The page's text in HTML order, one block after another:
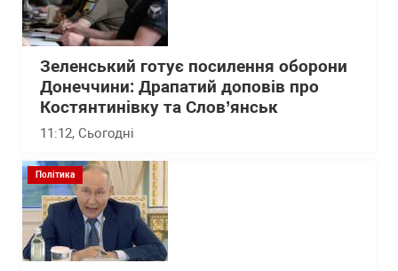
Зеленський готує посилення оборони
Донеччини: Драпатий доповів про
Костянтинівку та Слов’янськ
11:12, Сьогодні
Політика